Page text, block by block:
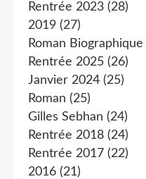
Rentrée 2023 (28)
2019 (27)
Roman Biographique
Rentrée 2025 (26)
Janvier 2024 (25)
Roman (25)
Gilles Sebhan (24)
Rentrée 2018 (24)
Rentrée 2017 (22)
2016 (21)